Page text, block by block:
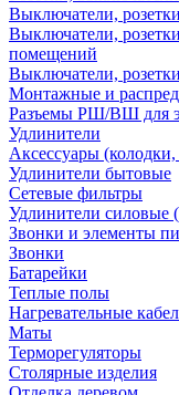
Выключатели,
Выключатели,
помещений
Выключатели,
Монтажные и
Разъемы РШ/ВШ для
Удлинители
Аксессуары
Удлинители бытовые
Сетевые фильтры
Удлинители силовые
Звонки и элементы
Звонки
Батарейки
Теплые полы
Нагревательные
Маты
Терморегуляторы
Столярные изделия